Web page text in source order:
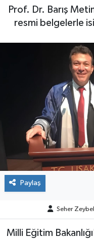
Prof. Dr. Barış
resmi belgelerle
Paylaş
Seher
Milli Eğitim
Haber Arşivi